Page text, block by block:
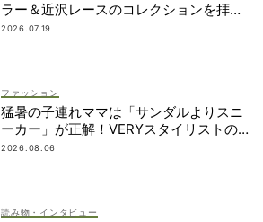
ラー＆近沢レースのコレクションを拝
見！
2026.07.19
ファッション
猛暑の子連れママは「サンダルよりスニ
ーカー」が正解！VERYスタイリストの愛
用品5選
2026.08.06
読み物・インタビュー